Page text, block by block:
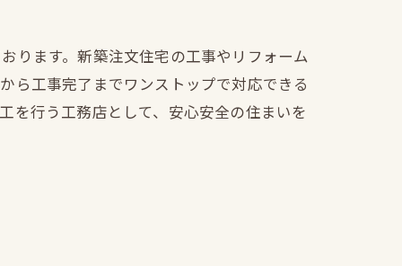
ります。新築注文住宅の工事やリフォーム
ら工事完了までワンストップで対応できる
を行う工務店として、安心安全の住まいを